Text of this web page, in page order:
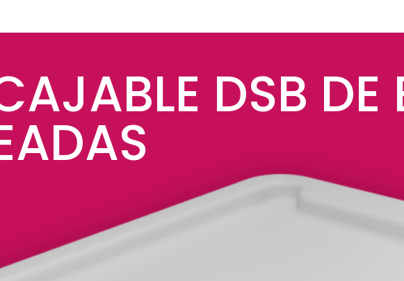
DSB DE